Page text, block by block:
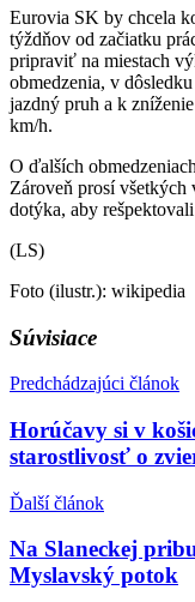
Eurovia SK by chcela
týždňov od začiatku
pripraviť na miestach
obmedzenia, v
jazdný pruh a k
km/h.
O ďalších
Zároveň prosí všetkých
dotýka, aby
(LS)
Foto (ilustr.): wikipedia
Súvisiace
Predchádzajúci článok
Horúčavy si v
starostlivosť o
Ďalší článok
Na Slaneckej
Myslavský potok